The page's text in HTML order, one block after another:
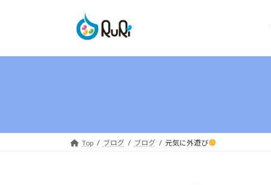
プ
動
Top ブログ ブログ 元気に外遊び